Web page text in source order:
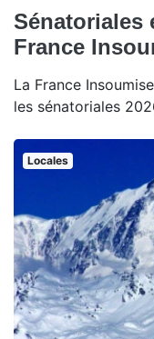
Sénatoriales
France
La France
les sénatoriales
Locales